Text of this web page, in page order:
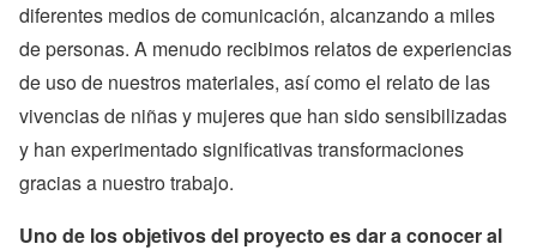
diferentes medios de comunicación, alcanzando a miles
de personas. A menudo recibimos relatos de experiencias
de uso de nuestros materiales, así como el relato de las
vivencias de niñas y mujeres que han sido sensibilizadas
y han experimentado significativas transformaciones
gracias a nuestro trabajo.
Uno de los objetivos del proyecto es dar a conocer al